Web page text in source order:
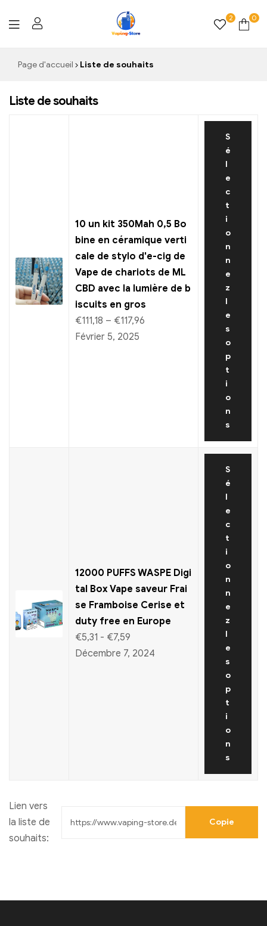
2 0
Page d'accueil Liste de souhaits
Liste de souhaits
10 un kit 350Mah 0,5 Bo
bine en céramique verti
cale de stylo d'e-cig de
Vape de chariots de ML
CBD avec la lumière de b
iscuits en gros
€111,18 – €117,96
Février 5, 2025
S
é
l
e
c
t
i
o
n
n
e
z
l
e
s
o
p
t
i
o
n
s
12000 PUFFS WASPE Digi
tal Box Vape saveur Frai
se Framboise Cerise et
duty free en Europe
€5,31 - €7,59
Décembre 7, 2024
S
é
l
e
c
t
i
o
n
n
e
z
l
e
s
o
p
t
i
o
n
s
Lien vers
la liste de
souhaits:
Copie